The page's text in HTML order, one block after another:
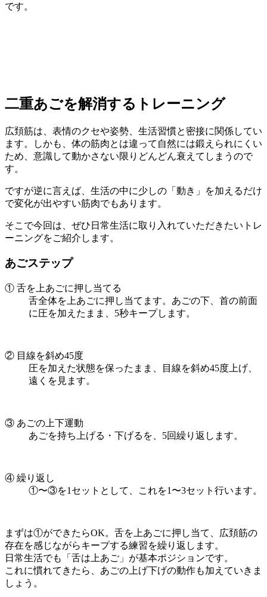
です。
二重あごを解消するトレーニング
広頚筋は、表情のクセや姿勢、生活習慣と密接に関係してい
ます。しかも、体の筋肉とは違って自然には鍛えられにくい
ため、意識して動かさない限りどんどん衰えてしまうので
す。
ですが逆に言えば、生活の中に少しの「動き」を加えるだけ
で変化が出やすい筋肉でもあります。
そこで今回は、ぜひ日常生活に取り入れていただきたいトレ
ーニングをご紹介します。
あごステップ
① 舌を上あごに押し当てる
舌全体を上あごに押し当てます。あごの下、首の前面
に圧を加えたまま、5秒キープします。
② 目線を斜め45度
圧を加えた状態を保ったまま、目線を斜め45度上げ、
遠くを見ます。
③ あごの上下運動
あごを持ち上げる・下げるを、5回繰り返します。
④ 繰り返し
①〜③を1セットとして、これを1〜3セット行います。
まずは①ができたらOK。舌を上あごに押し当て、広頚筋の
存在を感じながらキープする練習を繰り返します。
日常生活でも「舌は上あご」が基本ポジションです。
これに慣れてきたら、あごの上げ下げの動作も加えていきま
しょう。